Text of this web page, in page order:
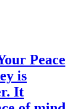
Peace
is
It